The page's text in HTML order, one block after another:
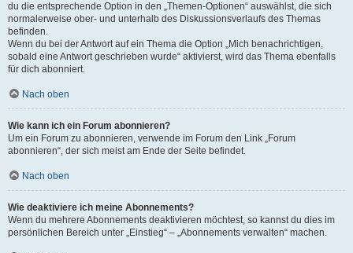
du die entsprechende Option in den „Themen-Optionen“ auswählst, die sich
normalerweise ober- und unterhalb des Diskussionsverlaufs des Themas
befinden.
Wenn du bei der Antwort auf ein Thema die Option „Mich benachrichtigen,
sobald eine Antwort geschrieben wurde“ aktivierst, wird das Thema ebenfalls
für dich abonniert.
Nach oben
Wie kann ich ein Forum abonnieren?
Um ein Forum zu abonnieren, verwende im Forum den Link „Forum
abonnieren“, der sich meist am Ende der Seite befindet.
Nach oben
Wie deaktiviere ich meine Abonnements?
Wenn du mehrere Abonnements deaktivieren möchtest, so kannst du dies im
persönlichen Bereich unter „Einstieg“ – „Abonnements verwalten“ machen.